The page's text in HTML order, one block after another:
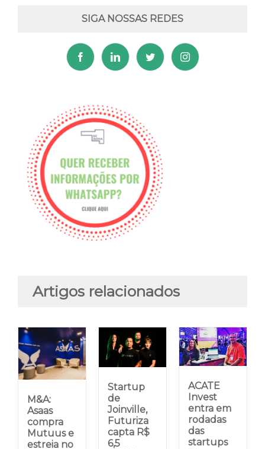
SIGA NOSSAS REDES
Artigos relacionados
M&A:
Asaas
compra
Mutuus e
estreia no
Startup
de
Joinville,
Futuriza
capta R$
6,5
ACATE
Invest
entra em
rodadas
das
startups